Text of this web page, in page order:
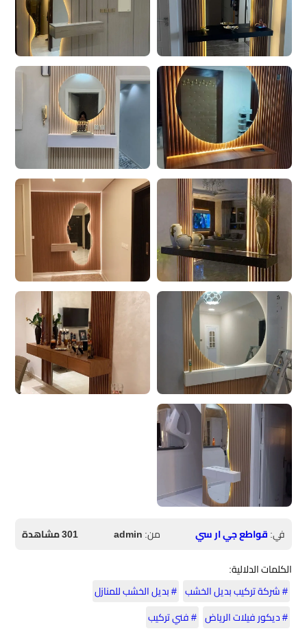
في:قواطع جي ار سي من:admin
301 مشاهدة
الكلمات الدلالية:
# شركة تركيب بديل الخشب # بديل الخشب للمنازل
# ديكور فيلات الرياض # فني تركيب